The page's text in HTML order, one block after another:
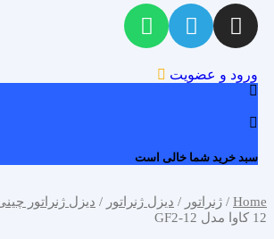
ورود و عضویت
سبد خرید شما خالی است
Home
/ ژنراتور / دیزل ژنراتور / دیزل ژنراتور
12 کاوا مدل GF2-12